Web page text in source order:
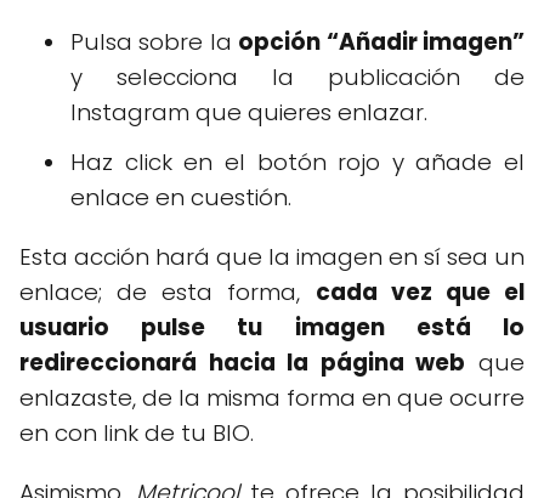
Pulsa sobre la opción “Añadir imagen”
y selecciona la publicación de
Instagram que quieres enlazar.
Haz click en el botón rojo y añade el
enlace en cuestión.
Esta acción hará que la imagen en sí sea un
enlace; de esta forma, cada vez que el
usuario pulse tu imagen está lo
redireccionará hacia la página web que
enlazaste, de la misma forma en que ocurre
en con link de tu BIO.